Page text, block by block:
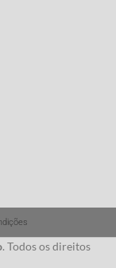
. Todos os direitos